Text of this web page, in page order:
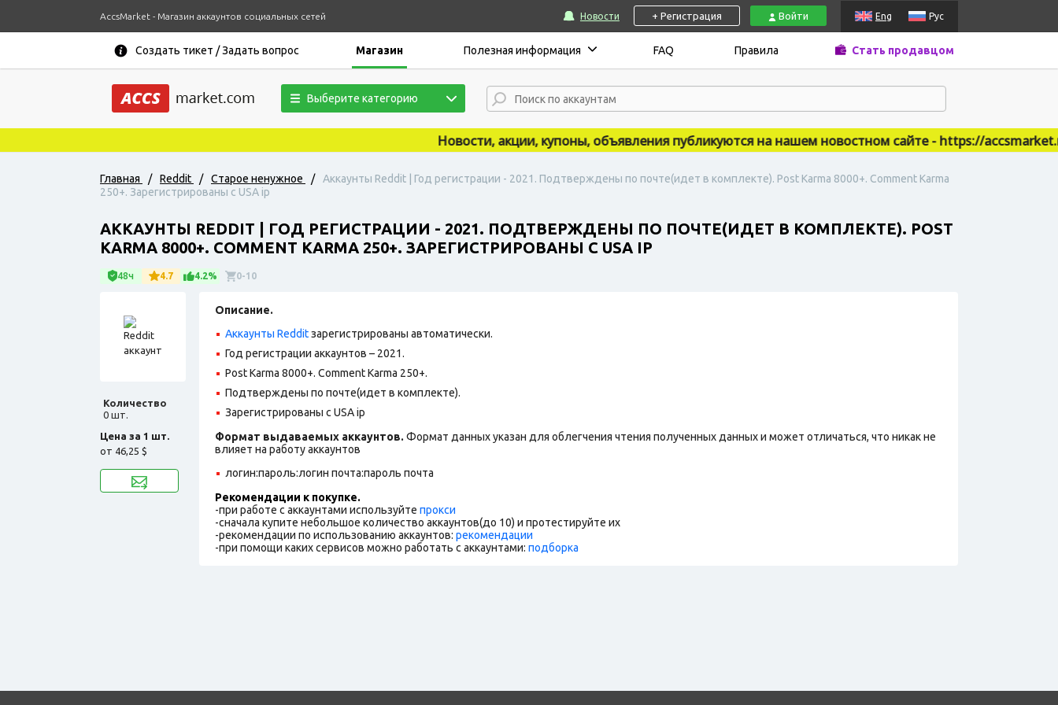
AccsMarket - Магазин аккаунтов социальных сетей Новости + Регистрация Войти Eng Рус
Создать тикет / Задать вопрос Магазин Полезная информация FAQ Правила Стать продавцом
Выберите категорию
Новости, акции, купоны, объявления публикуются на нашем новостном сайте - https://
Главная / Reddit / Старое ненужное /
Аккаунты Reddit | Год регистрации - 2021. Подтверждены по почте(идет в комплекте). Post Karma 8000+. Comment Karma
250+. Зарегистрированы с USA ip
АККАУНТЫ REDDIT | ГОД РЕГИСТРАЦИИ - 2021. ПОДТВЕРЖДЕНЫ ПО ПОЧТЕ(ИДЕТ В КОМПЛЕКТЕ). POST
KARMA 8000+. COMMENT KARMA 250+. ЗАРЕГИСТРИРОВАНЫ С USA IP
48ч 4.7 4.2% 0-10
Количество
0 шт.
Цена за 1 шт.
от 46,25 $
Описание.
Аккаунты Redditзарегистрированы автоматически.
Год регистрации аккаунтов – 2021.
Post Karma 8000+. Comment Karma 250+.
Подтверждены по почте(идет в комплекте).
Зарегистрированы с USA ip
Формат выдаваемых аккаунтов. Формат данных указан для облегчения чтения полученных данных и может отличаться, что никак не
влияет на работу аккаунтов
логин:пароль:логин почта:пароль почта
Рекомендации к покупке.
-при работе с аккаунтами используйте прокси
-сначала купите небольшое количество аккаунтов(до 10) и протестируйте их
-рекомендации по использованию аккаунтов: рекомендации
-при помощи каких сервисов можно работать с аккаунтами: подборка